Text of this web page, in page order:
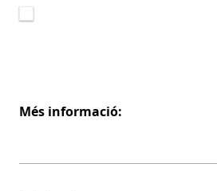
Més informació: